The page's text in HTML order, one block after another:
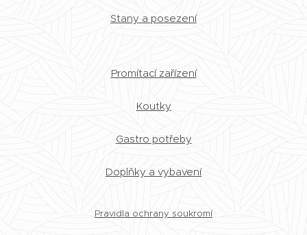
Stany a posezení
Promítací zařízení
Koutky
Gastro potřeby
Doplňky a vybavení
Pravidla ochrany soukromí